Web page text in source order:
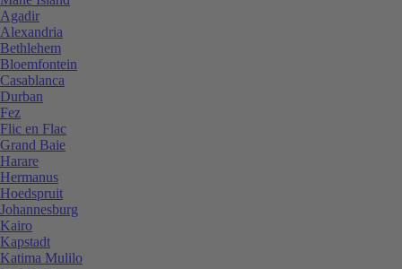
Agadir
Alexandria
Bethlehem
Bloemfontein
Casablanca
Durban
Fez
Flic en Flac
Grand Baie
Harare
Hermanus
Hoedspruit
Johannesburg
Kairo
Kapstadt
Katima Mulilo